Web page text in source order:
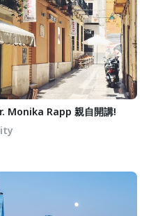
Monika Rapp 親自開講!